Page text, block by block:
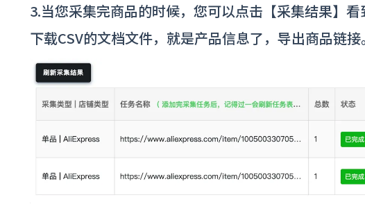
3.当您采集完商品的时候，您可以点击【采集结果】
下载CSV的文档文件，就是产品信息了，导出商品链接。